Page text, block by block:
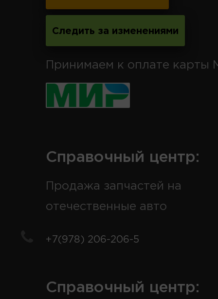
Следить за изменениями
Принимаем к оплате карты
Справочный центр:
Продажа запчастей на
отечественные авто
+7(978) 206-206-5
Справочный центр: